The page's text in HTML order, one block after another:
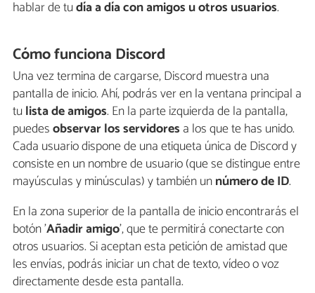
hablar de tudía a día con amigos u otros usuarios.
Cómo funciona Discord
Una vez termina de cargarse, Discord muestra una
pantalla de inicio. Ahí, podrás ver en la ventana principal a
tulista de amigos. En la parte izquierda de la pantalla,
puedesobservar los servidores a los que te has unido.
Cada usuario dispone de una etiqueta única de Discord y
consiste en un nombre de usuario (que se distingue entre
mayúsculas y minúsculas) y también unnúmero de ID.
En la zona superior de la pantalla de inicio encontrarás el
botón 'Añadir amigo', que te permitirá conectarte con
otros usuarios. Si aceptan esta petición de amistad que
les envías, podrás iniciar un chat de texto, vídeo o voz
directamente desde esta pantalla.